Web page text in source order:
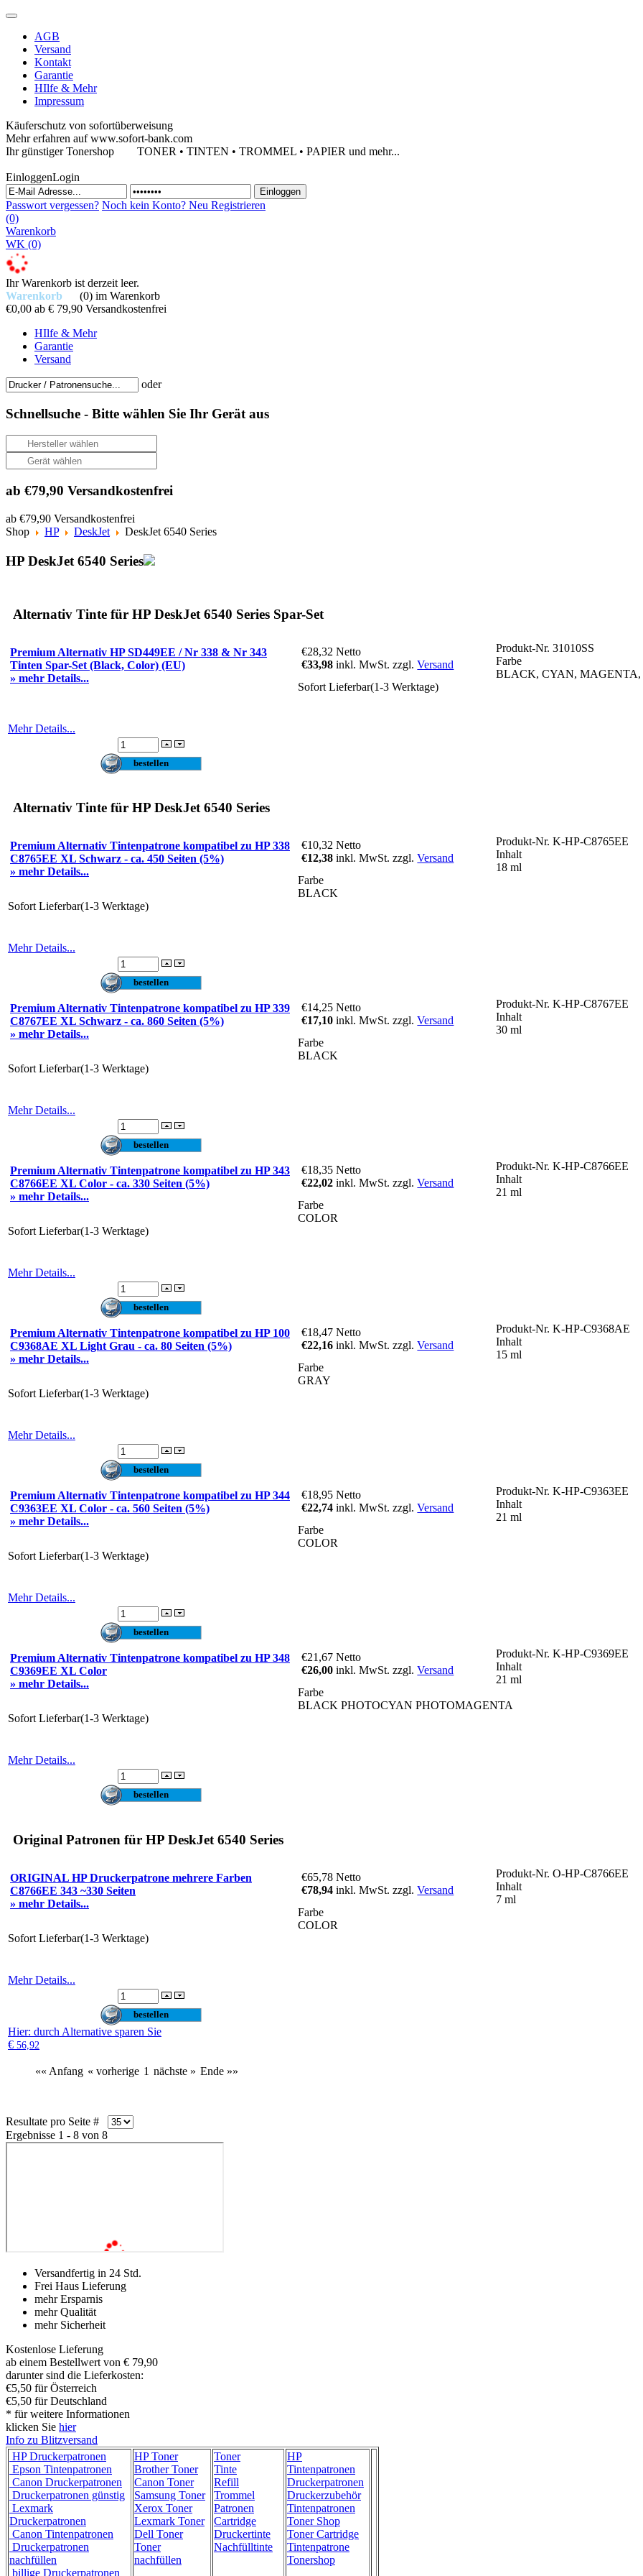
AGB
Versand
Kontakt
Garantie
HIlfe & Mehr
Impressum
Käuferschutz von sofortüberweisung
Mehr erfahren auf www.sofort-bank.com
Ihr günstiger Tonershop TONER • TINTEN • TROMMEL • PAPIER und mehr...
EinloggenLogin
Passwort vergessen? Noch kein Konto? Neu Registrieren
(0)
Warenkorb
WK (0)
Ihr Warenkorb ist derzeit leer.
Warenkorb
(0) im Warenkorb
€0,00 ab € 79,90 Versandkostenfrei
HIlfe & Mehr
Garantie
Versand
oder
Schnellsuche - Bitte wählen Sie Ihr Gerät aus
ab €79,90 Versandkostenfrei
ab €79,90 Versandkostenfrei
Shop
HP DeskJet DeskJet 6540 Series
HP DeskJet 6540 Series
Alternativ Tinte für HP DeskJet 6540 Series Spar-Set
Premium Alternativ HP SD449EE / Nr 338 & Nr 343
Tinten Spar-Set (Black, Color) (EU)
» mehr Details...
€28,32Netto
€33,98inkl. MwSt. zzgl.Versand
Produkt-Nr. 31010SS
Farbe
BLACK, CYAN, MAGENTA,
Sofort Lieferbar(1-3 Werktage)
Mehr Details...
Alternativ Tinte für HP DeskJet 6540 Series
Premium Alternativ Tintenpatrone kompatibel zu HP 338
C8765EE XL Schwarz - ca. 450 Seiten (5%)
» mehr Details...
€10,32Netto
€12,38inkl. MwSt. zzgl.Versand
Produkt-Nr. K-HP-C8765EE
Inhalt
18 ml
Farbe
BLACK
Sofort Lieferbar(1-3 Werktage)
Mehr Details...
Premium Alternativ Tintenpatrone kompatibel zu HP 339
C8767EE XL Schwarz - ca. 860 Seiten (5%)
» mehr Details...
€14,25Netto
€17,10inkl. MwSt. zzgl.Versand
Produkt-Nr. K-HP-C8767EE
Inhalt
30 ml
Farbe
BLACK
Sofort Lieferbar(1-3 Werktage)
Mehr Details...
Premium Alternativ Tintenpatrone kompatibel zu HP 343
C8766EE XL Color - ca. 330 Seiten (5%)
» mehr Details...
€18,35Netto
€22,02inkl. MwSt. zzgl.Versand
Produkt-Nr. K-HP-C8766EE
Inhalt
21 ml
Farbe
COLOR
Sofort Lieferbar(1-3 Werktage)
Mehr Details...
Premium Alternativ Tintenpatrone kompatibel zu HP 100
C9368AE XL Light Grau - ca. 80 Seiten (5%)
» mehr Details...
€18,47Netto
€22,16inkl. MwSt. zzgl.Versand
Produkt-Nr. K-HP-C9368AE
Inhalt
15 ml
Farbe
GRAY
Sofort Lieferbar(1-3 Werktage)
Mehr Details...
Premium Alternativ Tintenpatrone kompatibel zu HP 344
C9363EE XL Color - ca. 560 Seiten (5%)
» mehr Details...
€18,95Netto
€22,74inkl. MwSt. zzgl.Versand
Produkt-Nr. K-HP-C9363EE
Inhalt
21 ml
Farbe
COLOR
Sofort Lieferbar(1-3 Werktage)
Mehr Details...
Premium Alternativ Tintenpatrone kompatibel zu HP 348
C9369EE XL Color
» mehr Details...
€21,67Netto
€26,00inkl. MwSt. zzgl.Versand
Produkt-Nr. K-HP-C9369EE
Inhalt
21 ml
Farbe
BLACK PHOTOCYAN PHOTOMAGENTA
Sofort Lieferbar(1-3 Werktage)
Mehr Details...
Original Patronen für HP DeskJet 6540 Series
ORIGINAL HP Druckerpatrone mehrere Farben
C8766EE 343 ~330 Seiten
» mehr Details...
€65,78Netto
€78,94inkl. MwSt. zzgl.Versand
Produkt-Nr. O-HP-C8766EE
Inhalt
7 ml
Farbe
COLOR
Sofort Lieferbar(1-3 Werktage)
Mehr Details...
Hier: durch Alternative sparen Sie
€ 56,92
«« Anfang « vorherige 1 nächste » Ende »»
Resultate pro Seite #
Ergebnisse 1 - 8 von 8
Versandfertig in 24 Std.
Frei Haus Lieferung
mehr Ersparnis
mehr Qualität
mehr Sicherheit
Kostenlose Lieferung
ab einem Bestellwert von € 79,90
darunter sind die Lieferkosten:
€5,50 für Österreich
€5,50 für Deutschland
* für weitere Informationen
klicken Sie hier
Info zu Blitzversand
HP Druckerpatronen
Epson Tintenpatronen
Canon Druckerpatronen
Druckerpatronen günstig
Lexmark
Druckerpatronen
Canon Tintenpatronen
Druckerpatronen
nachfüllen
billige Druckerpatronen
HP Toner
Brother Toner
Canon Toner
Samsung Toner
Xerox Toner
Lexmark Toner
Dell Toner
Toner
nachfüllen
Toner
Tinte
Refill
Trommel
Patronen
Cartridge
Druckertinte
Nachfülltinte
HP
Tintenpatronen
Druckerpatronen
Druckerzubehör
Tintenpatronen
Toner Shop
Toner Cartridge
Tintenpatrone
Tonershop